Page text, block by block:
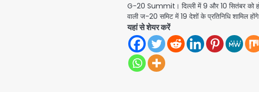
G-20 Summit। दिल्ली में 9 और 10 सितंबर को
वाली ज-20 समिट में 19 देशों के प्रतिनिधि शामिल
यहां से शेयर करें